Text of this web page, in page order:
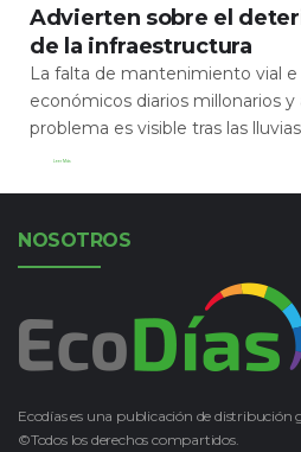
Advierten sobre el
de la infraestructura
La falta de mantenimiento vial
económicos diarios millonarios y
problema es visible tras las
Leer Más
NOSOTROS
Ecodías es una publicación de distribución
©Todos los derechos compartidos.